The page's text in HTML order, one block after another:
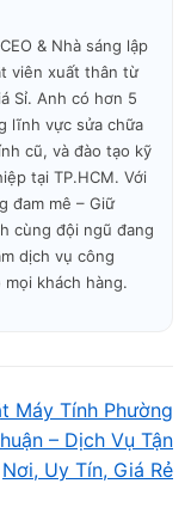
ngày.
sinh phí.
& Nhà sáng lập
viên xuất thân từ
Sỉ. Anh có hơn 5
lĩnh vực sửa chữa
cũ, và đào tạo kỹ
tại TP.HCM. Với
đam mê – Giữ
cùng đội ngũ đang
dịch vụ công
khách hàng.
Máy Tính Phường
– Dịch Vụ Tận
Nơi, Uy Tín, Giá Rẻ